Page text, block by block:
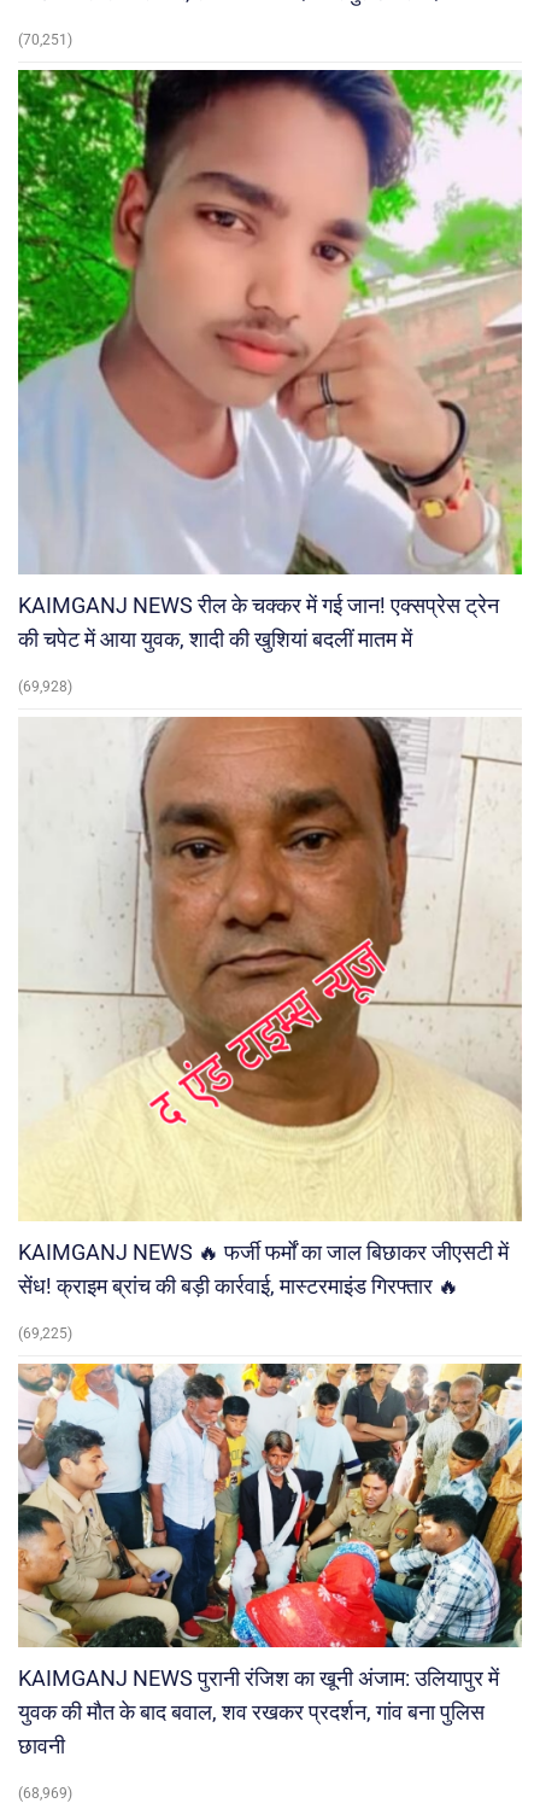
(70,251)
KAIMGANJ NEWS रील के चक्कर में गई जान! एक्सप्रेस ट्रेन
की चपेट में आया युवक, शादी की खुशियां बदलीं मातम में
(69,928)
KAIMGANJ NEWS 🔥 फर्जी फर्मों का जाल बिछाकर जीएसटी में
सेंध! क्राइम ब्रांच की बड़ी कार्रवाई, मास्टरमाइंड गिरफ्तार 🔥
(69,225)
KAIMGANJ NEWS पुरानी रंजिश का खूनी अंजाम: उलियापुर में
युवक की मौत के बाद बवाल, शव रखकर प्रदर्शन, गांव बना पुलिस
छावनी
(68,969)